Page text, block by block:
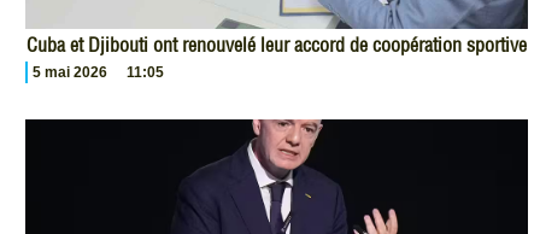
Cuba et Djibouti ont renouvelé leur accord de coopération sportive
5 mai 2026 11:05